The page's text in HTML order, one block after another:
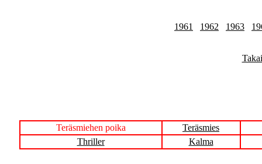
1961 1962 1963
Teräsmiehen poika
Teräsmies
Thriller
Kalma